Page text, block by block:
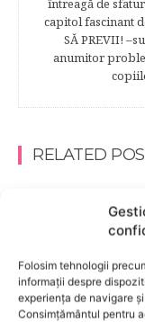
Folosim tehnologii
informații despre
experiența de navigare
Consimțământul pentru
întreagă de
capitol fascinant
SĂ PREVII!
anumitor
RELATED